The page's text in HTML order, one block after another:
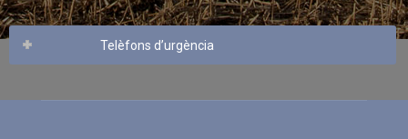
Telèfons d’urgència